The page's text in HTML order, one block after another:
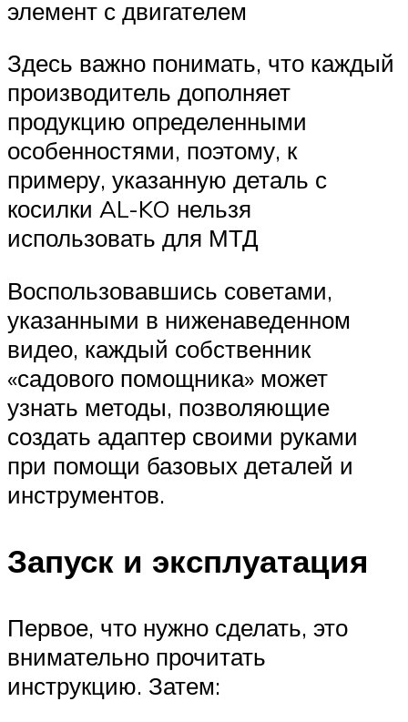
элемент с двигателем
Здесь важно понимать, что каждый
производитель дополняет
продукцию определенными
особенностями, поэтому, к
примеру, указанную деталь с
косилки AL-KO нельзя
использовать для МТД
Воспользовавшись советами,
указанными в ниженаведенном
видео, каждый собственник
«садового помощника» может
узнать методы, позволяющие
создать адаптер своими руками
при помощи базовых деталей и
инструментов.
Запуск и эксплуатация
Первое, что нужно сделать, это
внимательно прочитать
инструкцию. Затем: